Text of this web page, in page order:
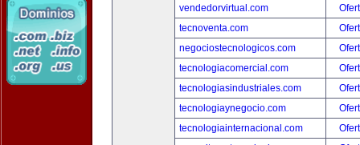
vendedorvirtual.com
tecnoventa.com
negociostecnologicos.com
tecnologiacomercial.com
tecnologiasindustriales.com
tecnologiaynegocio.com
tecnologiainternacional.com